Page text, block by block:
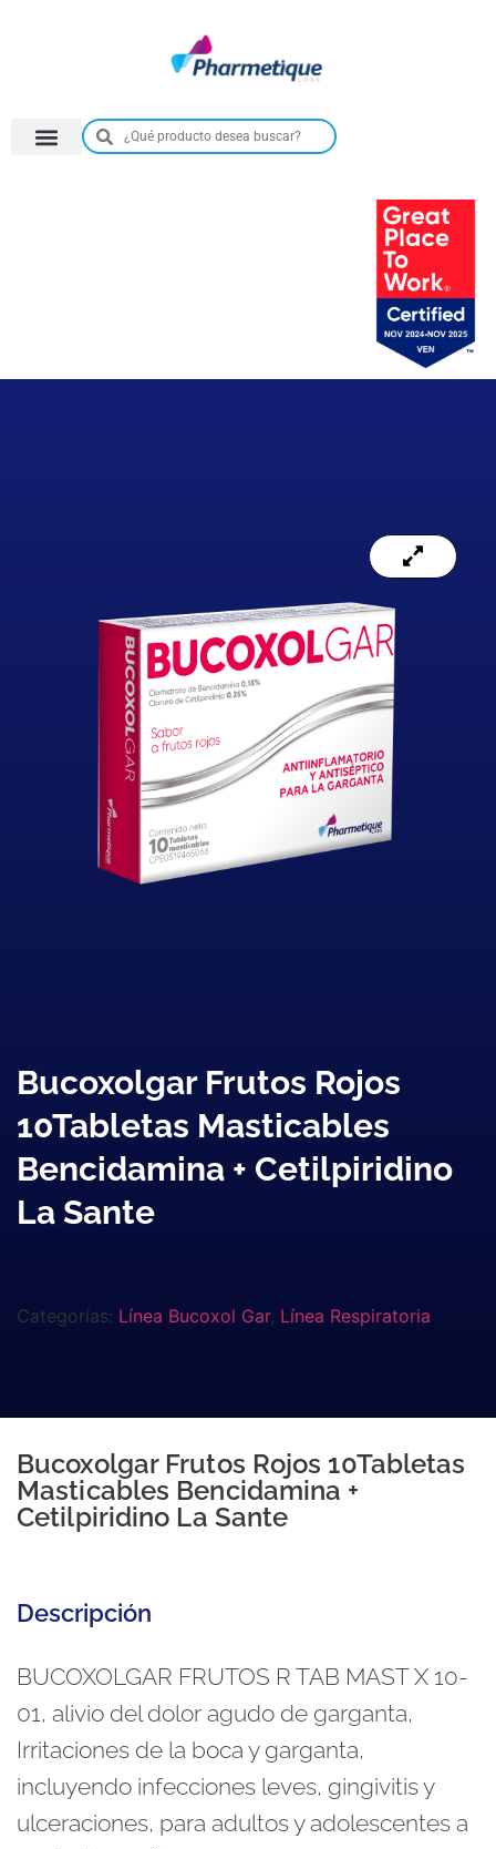
Bucoxolgar Frutos Rojos
10Tabletas Masticables
Bencidamina + Cetilpiridino
La Sante
Categorías: Línea Bucoxol Gar, Línea Respiratoria
Bucoxolgar Frutos Rojos 10Tabletas
Masticables Bencidamina +
Cetilpiridino La Sante
Descripción
BUCOXOLGAR FRUTOS R TAB MAST X 10-
01, alivio del dolor agudo de garganta,
Irritaciones de la boca y garganta,
incluyendo infecciones leves, gingivitis y
ulceraciones, para adultos y adolescentes a